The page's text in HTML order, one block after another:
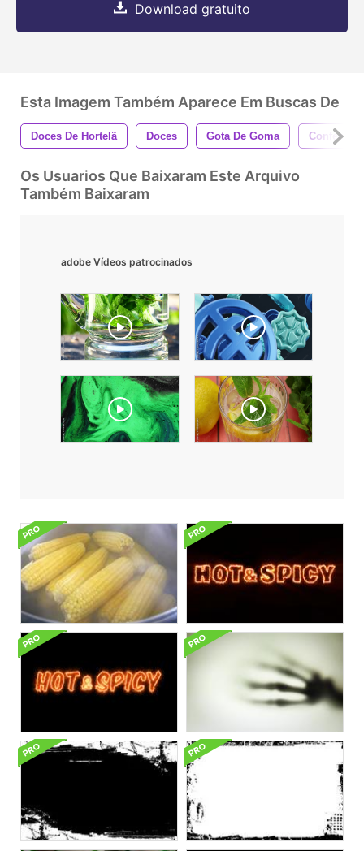
Download gratuito
Esta Imagem Também Aparece Em Buscas De
Doces De Hortelã Doces Gota De Goma Confecção
Os Usuarios Que Baixaram Este Arquivo
Também Baixaram
adobe Vídeos patrocinados